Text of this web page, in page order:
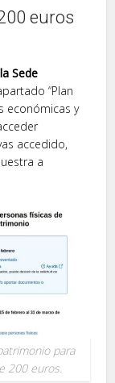
euros
Sede
“Plan
económicas y
accedido,
a
para
200 euros.